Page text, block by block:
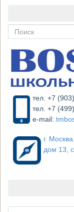
тел. +7
тел. +7
e-mail:
г.
дом 13,